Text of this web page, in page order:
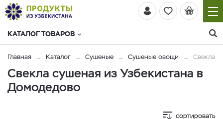
КАТАЛОГ ТОВАРОВ
Главная Каталог Сушеные Сушеные овощи Свекла
Свекла сушеная из Узбекистана в
Домодедово
сортировать